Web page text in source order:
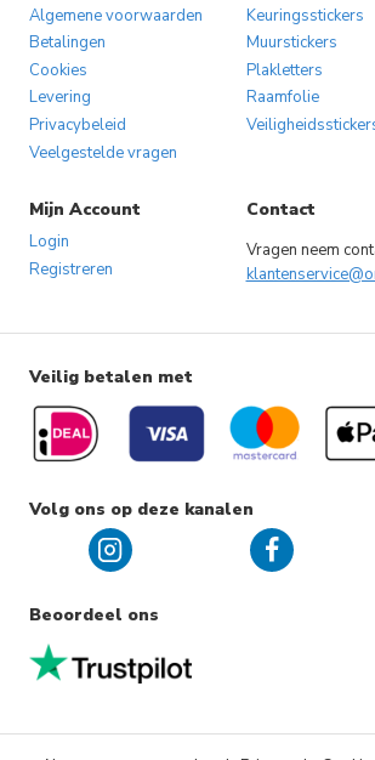
Algemene voorwaarden
Betalingen
Cookies
Levering
Privacybeleid
Veelgestelde vragen
Keuringsstickers
Muurstickers
Plakletters
Raamfolie
Mijn Account
Login
Registreren
Contact
Vragen neem
Veilig betalen met
Volg ons op deze kanalen
Beoordeel ons